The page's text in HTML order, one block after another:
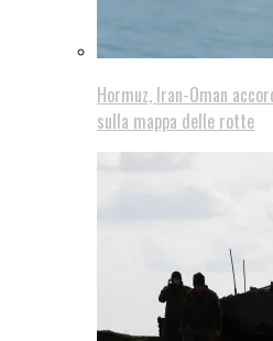
Hormuz, Iran-Oman
sulla mappa delle rotte